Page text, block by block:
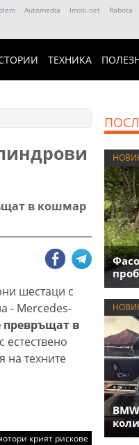
Automedia Imoti.net Rabota
ТЕХНИКА
в кошмар
шестаци с
- Mercedes-
превръщат в
естествено
на техните
крият рискове